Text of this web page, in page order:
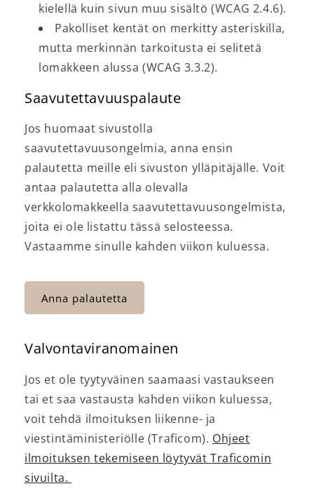
kielellä kuin sivun muu sisältö (WCAG 2.4.6).
Pakolliset kentät on merkitty asteriskilla,
mutta merkinnän tarkoitusta ei selitetä
lomakkeen alussa (WCAG 3.3.2).
Saavutettavuuspalaute
Jos huomaat sivustolla
saavutettavuusongelmia, anna ensin
palautetta meille eli sivuston ylläpitäjälle. Voit
antaa palautetta alla olevalla
verkkolomakkeella saavutettavuusongelmista,
joita ei ole listattu tässä selosteessa.
Vastaamme sinulle kahden viikon kuluessa.
Anna palautetta
Valvontaviranomainen
Jos et ole tyytyväinen saamaasi vastaukseen
tai et saa vastausta kahden viikon kuluessa,
voit tehdä ilmoituksen liikenne- ja
viestintäministeriölle (Traficom). Ohjeet
ilmoituksen tekemiseen löytyvät Traficomin
sivuilta.